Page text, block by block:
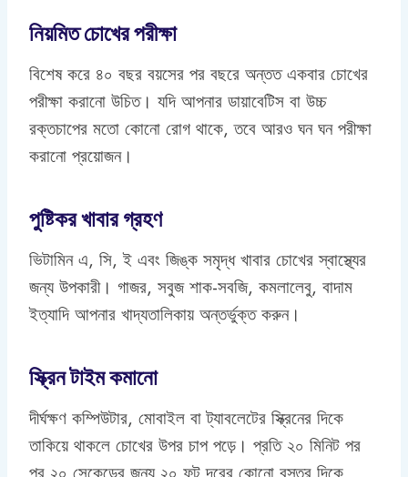
নিয়মিত চোখের পরীক্ষা
বিশেষ করে ৪০ বছর বয়সের পর বছরে অন্তত একবার চোখের
পরীক্ষা করানো উচিত। যদি আপনার ডায়াবেটিস বা উচ্চ
রক্তচাপের মতো কোনো রোগ থাকে, তবে আরও ঘন ঘন পরীক্ষা
করানো প্রয়োজন।
পুষ্টিকর খাবার গ্রহণ
ভিটামিন এ, সি, ই এবং জিঙ্ক সমৃদ্ধ খাবার চোখের স্বাস্থ্যের
জন্য উপকারী। গাজর, সবুজ শাক-সবজি, কমলালেবু, বাদাম
ইত্যাদি আপনার খাদ্যতালিকায় অন্তর্ভুক্ত করুন।
স্ক্রিন টাইম কমানো
দীর্ঘক্ষণ কম্পিউটার, মোবাইল বা ট্যাবলেটের স্ক্রিনের দিকে
তাকিয়ে থাকলে চোখের উপর চাপ পড়ে। প্রতি ২০ মিনিট পর